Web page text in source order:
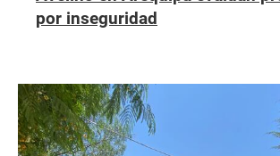
por inseguridad